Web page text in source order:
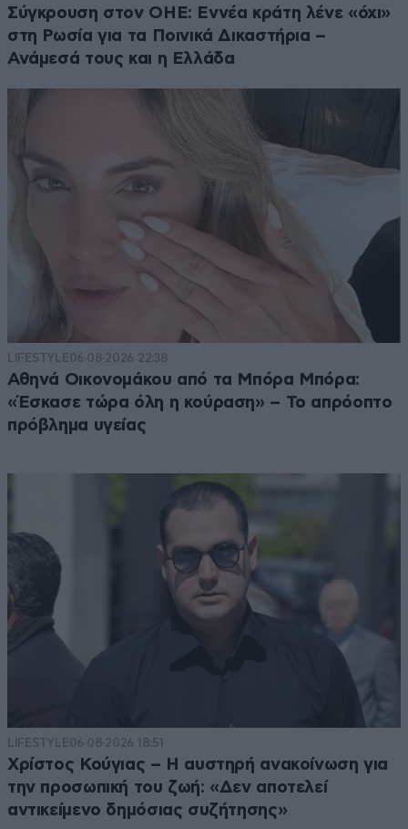
Σύγκρουση στον ΟΗΕ: Εννέα κράτη λένε «όχι»
στη Ρωσία για τα Ποινικά Δικαστήρια –
Ανάμεσά τους και η Ελλάδα
LIFESTYLE06·08·2026 22:38
Αθηνά Οικονομάκου από τα Μπόρα Μπόρα:
«Έσκασε τώρα όλη η κούραση» – Το απρόοπτο
πρόβλημα υγείας
LIFESTYLE06·08·2026 18:51
Χρίστος Κούγιας – Η αυστηρή ανακοίνωση για
την προσωπική του ζωή: «Δεν αποτελεί
αντικείμενο δημόσιας συζήτησης»